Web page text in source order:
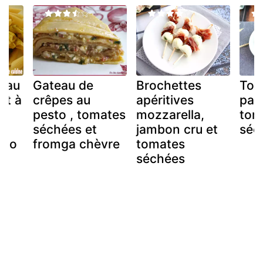
au
à
Gateau de
crêpes au
pesto , tomates
séchées et
fromga chèvre
Brochettes
apéritives
mozzarella,
jambon cru et
tomates
séchées